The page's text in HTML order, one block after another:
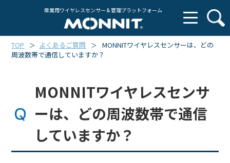
産業用ワイヤレスセンサー & 管理プラットフォーム
TOP ＞ よくあるご質問 ＞
MONNITワイヤレスセンサーは、どの
周波数帯で通信していますか？
MONNITワイヤレスセンサ
ーは、どの周波数帯で通信
していますか？